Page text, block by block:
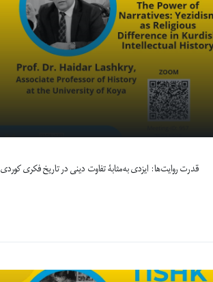
قدرت روایت‌ها: ایزدی‌ به‌مثابۀ تفاوت دینی در تاریخ فکری کوردی